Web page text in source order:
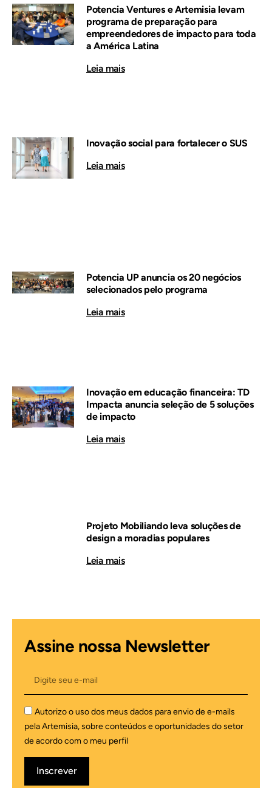
Potencia Ventures e Artemisia levam
programa de preparação para
empreendedores de impacto para toda
a América Latina
Leia mais
Inovação social para fortalecer o SUS
Leia mais
Potencia UP anuncia os 20 negócios
selecionados pelo programa
Leia mais
Inovação em educação financeira: TD
Impacta anuncia seleção de 5 soluções
de impacto
Leia mais
Projeto Mobiliando leva soluções de
design a moradias populares
Leia mais
Assine nossa Newsletter
Autorizo o uso dos meus dados para envio de e-mails
pela Artemisia, sobre conteúdos e oportunidades do setor
de acordo com o meu perfil
Inscrever